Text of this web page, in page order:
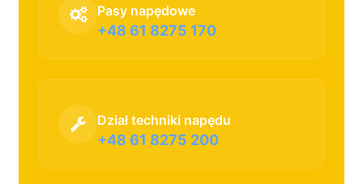
Pasy napędowe
+48 61 8275 170
Dział techniki napędu
+48 61 8275 200